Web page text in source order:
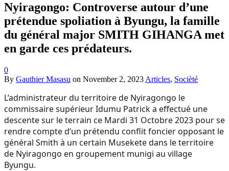
Nyiragongo: Controverse autour d’une
prétendue spoliation à Byungu, la famille
du général major SMITH GIHANGA met
en garde ces prédateurs.
0
By Gauthier Masasu on November 2, 2023 Articles, Socièté
L’administrateur du territoire de Nyiragongo le
commissaire supérieur Idumu Patrick a effectué une
descente sur le terrain ce Mardi 31 Octobre 2023 pour se
rendre compte d’un prétendu conflit foncier opposant le
général Smith à un certain Musekete dans le territoire
de Nyiragongo en groupement munigi au village
Byungu.